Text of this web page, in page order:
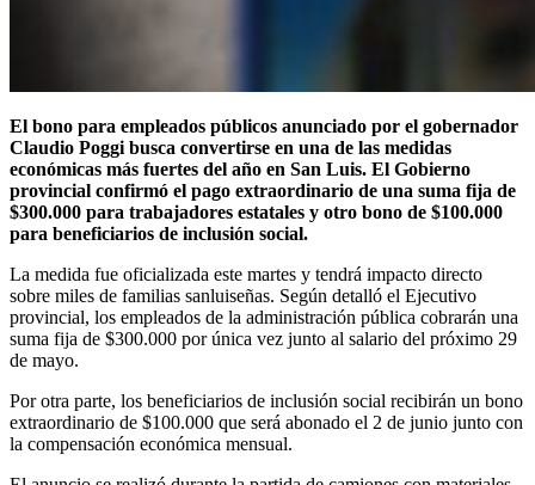
El bono para empleados públicos anunciado por el gobernador
Claudio Poggi busca convertirse en una de las medidas
económicas más fuertes del año en San Luis. El Gobierno
provincial confirmó el pago extraordinario de una suma fija de
$300.000 para trabajadores estatales y otro bono de $100.000
para beneficiarios de inclusión social.
La medida fue oficializada este martes y tendrá impacto directo
sobre miles de familias sanluiseñas. Según detalló el Ejecutivo
provincial, los empleados de la administración pública cobrarán una
suma fija de $300.000 por única vez junto al salario del próximo 29
de mayo.
Por otra parte, los beneficiarios de inclusión social recibirán un bono
extraordinario de $100.000 que será abonado el 2 de junio junto con
la compensación económica mensual.